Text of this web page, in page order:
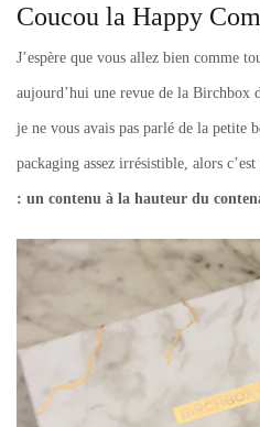
Coucou la Happy
J’espère que vous allez bien comme
aujourd’hui une revue de la Birchbox
je ne vous avais pas parlé de la petite
packaging assez irrésistible, alors
: un contenu à la hauteur du